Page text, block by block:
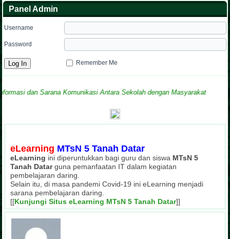
Panel Admin
Username
Password
Remember Me
dan Sarana Komunikasi Antara Sekolah dengan Masyarakat
eLearning MTsN 5 Tanah Datar
eLearning ini diperuntukkan bagi guru dan siswa MTsN 5
Tanah Datarguna pemanfaatan IT dalam kegiatan
pembelajaran daring.
Selain itu, di masa pandemi Covid-19 ini eLearning menjadi
sarana pembelajaran daring.
[[Kunjungi Situs eLearning MTsN 5 Tanah Datar]]